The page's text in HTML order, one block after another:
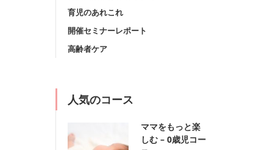
育児のあれこれ
開催セミナーレポート
高齢者ケア
人気のコース
ママをもっと楽
しむ – 0歳児コー